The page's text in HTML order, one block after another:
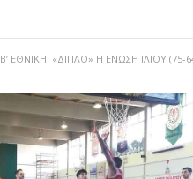
Β’ ΕΘΝΙΚΗ: «ΔΙΠΛΟ» Η ΕΝΩΣΗ ΙΛΙΟΥ (75-